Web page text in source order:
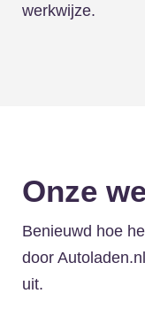
werkwijze.
Onze
Benieuwd hoe
door
uit.